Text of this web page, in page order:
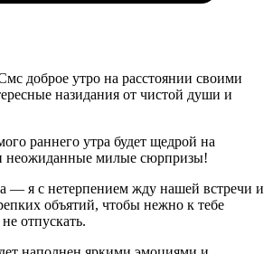
доброе утро на расстоянии своими
назидания от чистой души и
раннего утра будет щедрой на
неожиданные милые сюрпризы!
— я с нетерпением жду нашей встречи и
объятий, чтобы нежно к тебе
отпускать.